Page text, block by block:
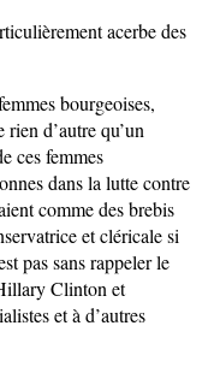
acerbe des
bourgeoises,
d’autre qu’un
ces femmes
dans la lutte contre
comme des brebis
et cléricale si
pas sans rappeler le
Clinton et
et à d’autres